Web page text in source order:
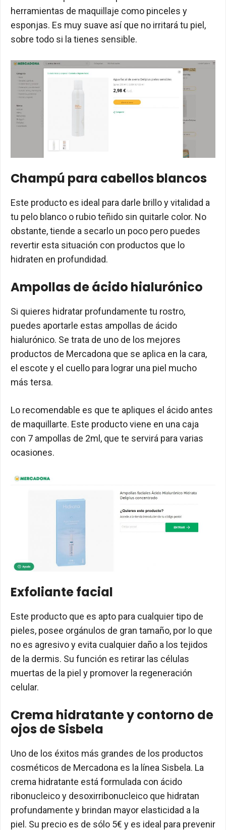
herramientas de maquillaje como pinceles y
esponjas. Es muy suave así que no irritará tu piel,
sobre todo si la tienes sensible.
Champú para cabellos blancos
Este producto es ideal para darle brillo y vitalidad a
tu pelo blanco o rubio teñido sin quitarle color. No
obstante, tiende a secarlo un poco pero puedes
revertir esta situación con productos que lo
hidraten en profundidad.
Ampollas de ácido hialurónico
Si quieres hidratar profundamente tu rostro,
puedes aportarle estas ampollas de ácido
hialurónico. Se trata de uno de los mejores
productos de Mercadona que se aplica en la cara,
el escote y el cuello para lograr una piel mucho
más tersa.
Lo recomendable es que te apliques el ácido antes
de maquillarte. Este producto viene en una caja
con 7 ampollas de 2ml, que te servirá para varias
ocasiones.
Exfoliante facial
Este producto que es apto para cualquier tipo de
pieles, posee orgánulos de gran tamaño, por lo que
no es agresivo y evita cualquier daño a los tejidos
de la dermis. Su función es retirar las células
muertas de la piel y promover la regeneración
celular.
Crema hidratante y contorno de
ojos de Sisbela
Uno de los éxitos más grandes de los productos
cosméticos de Mercadona es la línea Sisbela. La
crema hidratante está formulada con ácido
ribonucleico y desoxirribonucleico que hidratan
profundamente y brindan mayor elasticidad a la
piel. Su precio es de sólo 5€ y es ideal para prevenir